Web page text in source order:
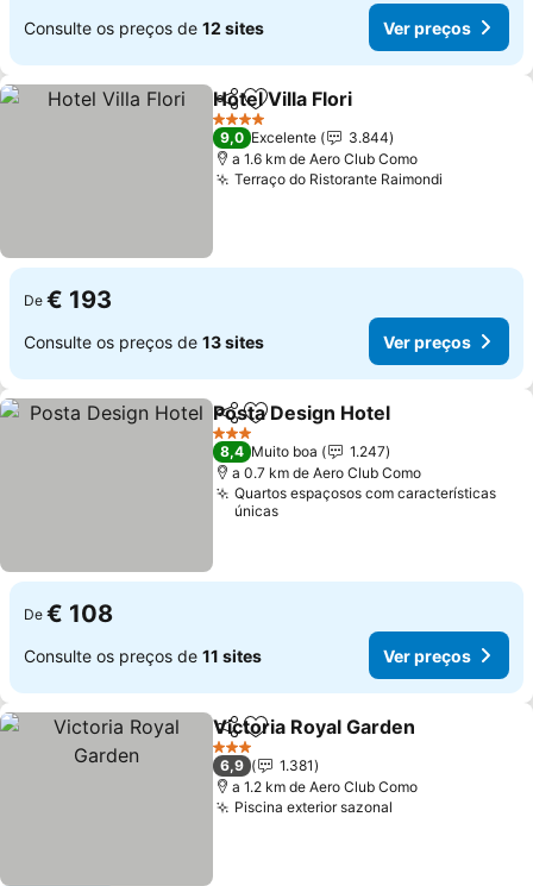
Consulte os preços de 12 sites Ver preços
PartilharAdicionar aos favoritos
Hotel Villa Flori
4 Estrelas
9,0 Excelente
3.844
a 1.6 km de Aero Club Como
Terraço do Ristorante Raimondi
De € 193
Consulte os preços de 13 sites Ver preços
PartilharAdicionar aos favoritos
Posta Design Hotel
3 Estrelas
8,4 Muito boa
1.247
a 0.7 km de Aero Club Como
Quartos espaçosos com características
únicas
De € 108
Consulte os preços de 11 sites Ver preços
PartilharAdicionar aos favoritos
Victoria Royal Garden
3 Estrelas
6,9
1.381
a 1.2 km de Aero Club Como
Piscina exterior sazonal